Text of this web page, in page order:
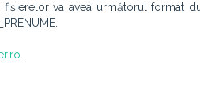
va avea următorul format